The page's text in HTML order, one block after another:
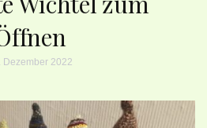
Dezember 2022